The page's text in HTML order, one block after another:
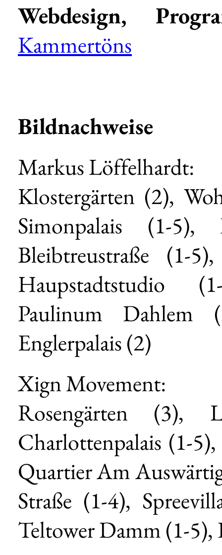
Webdesign,
Kammertöns
Bildnachweise
Markus Löffelhardt:
Klostergärten (2),
Simonpalais (1-
Bleibtreustraße (1-
Haupstadtstudio
Paulinum Dahlem
Englerpalais (2)
Xign Movement:
Rosengärten (3),
Charlottenpalais (1-
Quartier Am
Straße (1-4),
Teltower Damm (1-5),